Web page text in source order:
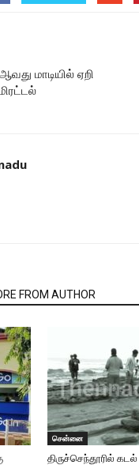
மாடியில் ஏறி
FROM AUTHOR
சென்னை
திருச்செந்தூரில்